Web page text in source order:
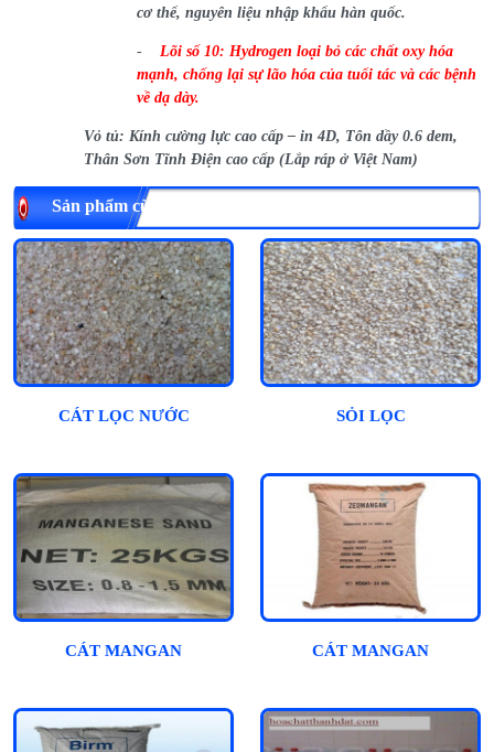
cơ thể, nguyên liệu nhập khẩu hàn quốc.
- Lõi số 10: Hydrogen loại bỏ các chất oxy hóa
mạnh, chống lại sự lão hóa của tuổi tác và các bệnh
về dạ dày.
Vỏ tủ: Kính cường lực cao cấp – in 4D, Tôn dầy 0.6 dem,
Thân Sơn Tĩnh Điện cao cấp (Lắp ráp ở Việt Nam)
Sản phẩm cùng loại
CÁT LỌC NƯỚC SỎI LỌC
CÁT MANGAN CÁT MANGAN